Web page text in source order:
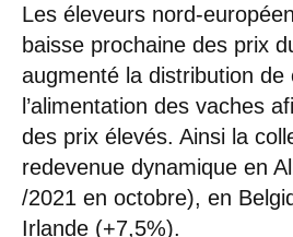
Les éleveurs nord-
baisse prochaine des prix
augmenté la distribution de
l’alimentation des vaches
des prix élevés. Ainsi la
redevenue dynamique en
/2021 en octobre), en
Irlande (+7,5%).